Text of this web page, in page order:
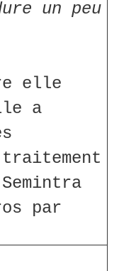
un peu
elle
a
par